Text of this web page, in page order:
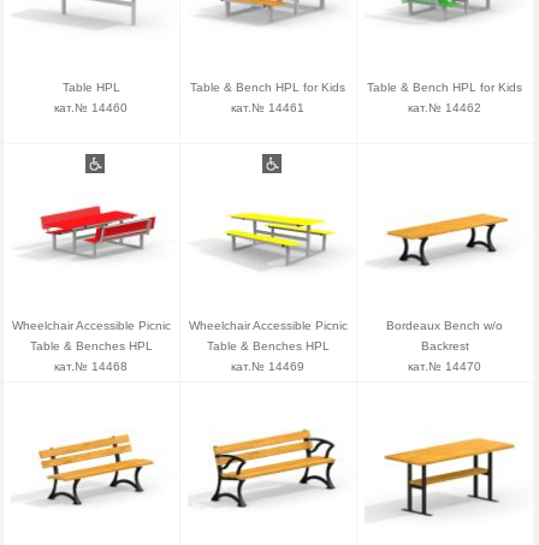
Table HPL
кат.№ 14460
Table & Bench HPL for Kids
кат.№ 14461
Table & Bench HPL for Kids
кат.№ 14462
Wheelchair Accessible Picnic
Table & Benches HPL
кат.№ 14468
Wheelchair Accessible Picnic
Table & Benches HPL
кат.№ 14469
Bordeaux Bench w/o
Backrest
кат.№ 14470